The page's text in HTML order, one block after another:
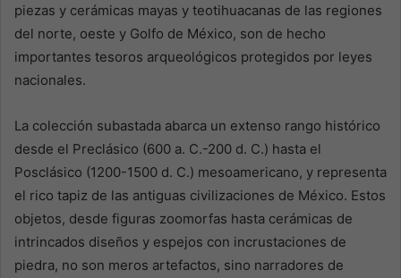
piezas y cerámicas mayas y teotihuacanas de las regiones
del norte, oeste y Golfo de México, son de hecho
importantes tesoros arqueológicos protegidos por leyes
nacionales.
La colección subastada abarca un extenso rango histórico
desde el Preclásico (600 a. C.-200 d. C.) hasta el
Posclásico (1200-1500 d. C.) mesoamericano, y representa
el rico tapiz de las antiguas civilizaciones de México. Estos
objetos, desde figuras zoomorfas hasta cerámicas de
intrincados diseños y espejos con incrustaciones de
piedra, no son meros artefactos, sino narradores de